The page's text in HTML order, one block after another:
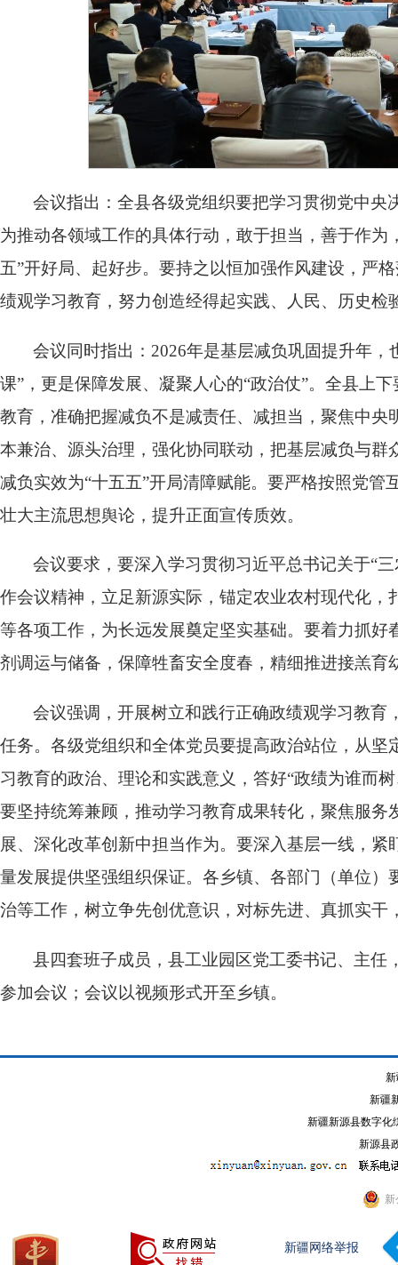
会议指出：全县各级党组织要把学习贯彻党中
为推动各领域工作的具体行动，敢于担当，善于作
五”开好局、起好步。要持之以恒加强作风建设，严
绩观学习教育，努力创造经得起实践、人民、历史检
会议同时指出：2026年是基层减负巩固提升年
课”，更是保障发展、凝聚人心的“政治仗”。全县上
教育，准确把握减负不是减责任、减担当，聚焦中
本兼治、源头治理，强化协同联动，把基层减负与
减负实效为“十五五”开局清障赋能。要严格按照党管
壮大主流思想舆论，提升正面宣传质效。
会议要求，要深入学习贯彻习近平总书记关于“
作会议精神，立足新源实际，锚定农业农村现代化
等各项工作，为长远发展奠定坚实基础。要着力抓
剂调运与储备，保障牲畜安全度春，精细推进接羔
会议强调，开展树立和践行正确政绩观学习教育
任务。各级党组织和全体党员要提高政治站位，从坚
习教育的政治、理论和实践意义，答好“政绩为谁而
要坚持统筹兼顾，推动学习教育成果转化，聚焦服
展、深化改革创新中担当作为。要深入基层一线，
量发展提供坚强组织保证。各乡镇、各部门（单位
治等工作，树立争先创优意识，对标先进、真抓实干
县四套班子成员，县工业园区党工委书记、主
参加会议；会议以视频形式开至乡镇。
新疆
新疆新源县数字化
新源县
新
新疆网络举报